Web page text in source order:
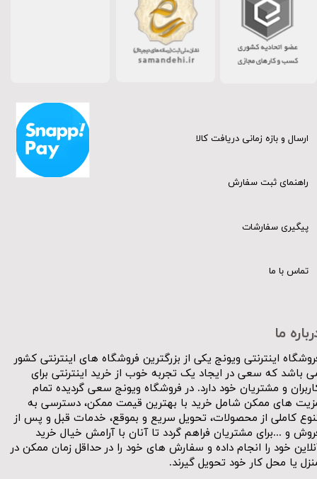
ما
اینترنتی ویونج یکی از بزرگترین فروشگاه های اینترنتی کشور
باشد که سعی در ایجاد یک تجربه خوب از خرید اینترنتی برای
و مشتریان خود دارد. در فروشگاه ویونج سعی گردیده تمام
های ممکن شامل خرید با بهترین قیمت ممکن، دسترسی به
کاملی از محصولات، تحویل سریع و بموقع، خدمات قبل و پس از
و ...برای مشتریان فراهم گردد تا آنان با آرامش خیال خرید
خود را انجام داده و سفارش های خود را در حداقل زمان ممکن در
یا محل کار خود تحویل گیرند.​​​​​​​
ارسال و بازه زمانی دریافت کالا
راهنمای ثبت سفارش
پیگیری سفارشات
تماس با ما